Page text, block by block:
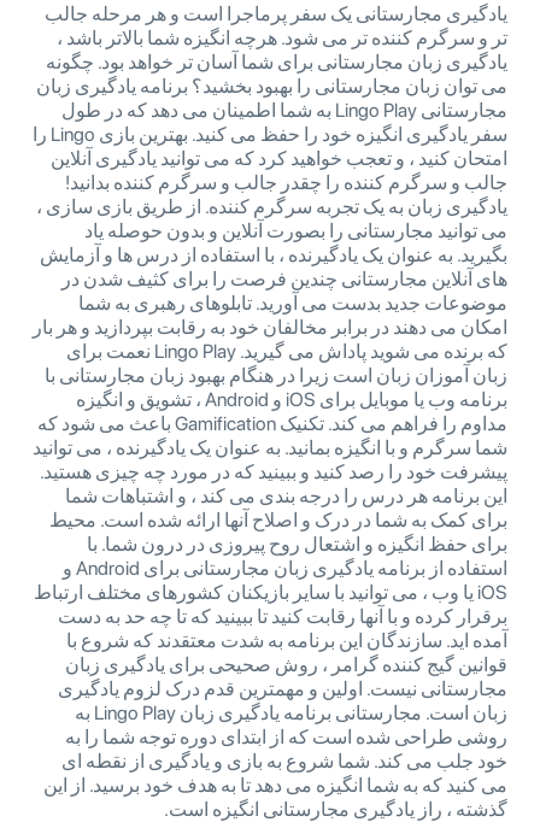
یادگیری مجارستانی یک سفر پرماجرا است و هر مرحله جالب
تر و سرگرم کننده تر می شود. هرچه انگیزه شما بالاتر باشد ،
یادگیری زبان مجارستانی برای شما آسان تر خواهد بود. چگونه
می توان زبان مجارستانی را بهبود بخشید؟ برنامه یادگیری زبان
مجارستانی Lingo Play به شما اطمینان می دهد که در طول
سفر یادگیری انگیزه خود را حفظ می کنید. بهترین بازی Lingo را
امتحان کنید ، و تعجب خواهید کرد که می توانید یادگیری آنلاین
جالب و سرگرم کننده را چقدر جالب و سرگرم کننده بدانید!
یادگیری زبان به یک تجربه سرگرم کننده. از طریق بازی سازی ،
می توانید مجارستانی را بصورت آنلاین و بدون حوصله یاد
بگیرید. به عنوان یک یادگیرنده ، با استفاده از درس ها و آزمایش
های آنلاین مجارستانی چندین فرصت را برای کثیف شدن در
موضوعات جدید بدست می آورید. تابلوهای رهبری به شما
امکان می دهند در برابر مخالفان خود به رقابت بپردازید و هر بار
که برنده می شوید پاداش می گیرید. Lingo Play نعمت برای
زبان آموزان زبان است زیرا در هنگام بهبود زبان مجارستانی با
برنامه وب یا موبایل برای iOS و Android ، تشویق و انگیزه
مداوم را فراهم می کند. تکنیک Gamification باعث می شود که
شما سرگرم و با انگیزه بمانید. به عنوان یک یادگیرنده ، می توانید
پیشرفت خود را رصد کنید و ببینید که در مورد چه چیزی هستید.
این برنامه هر درس را درجه بندی می کند ، و اشتباهات شما
برای کمک به شما در درک و اصلاح آنها ارائه شده است. محیط
برای حفظ انگیزه و اشتعال روح پیروزی در درون شما. با
استفاده از برنامه یادگیری زبان مجارستانی برای Android و
iOS یا وب ، می توانید با سایر بازیکنان کشورهای مختلف ارتباط
برقرار کرده و با آنها رقابت کنید تا ببینید که تا چه حد به دست
آمده اید. سازندگان این برنامه به شدت معتقدند که شروع با
قوانین گیج کننده گرامر ، روش صحیحی برای یادگیری زبان
مجارستانی نیست. اولین و مهمترین قدم درک لزوم یادگیری
زبان است. مجارستانی برنامه یادگیری زبان Lingo Play به
روشی طراحی شده است که از ابتدای دوره توجه شما را به
خود جلب می کند. شما شروع به بازی و یادگیری از نقطه ای
می کنید که به شما انگیزه می دهد تا به هدف خود برسید. از این
گذشته ، راز یادگیری مجارستانی انگیزه است.